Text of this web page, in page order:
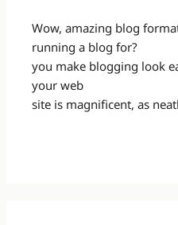
Wow, amazing blog
running a blog for?
you make blogging look
your web
site is magnificent, as